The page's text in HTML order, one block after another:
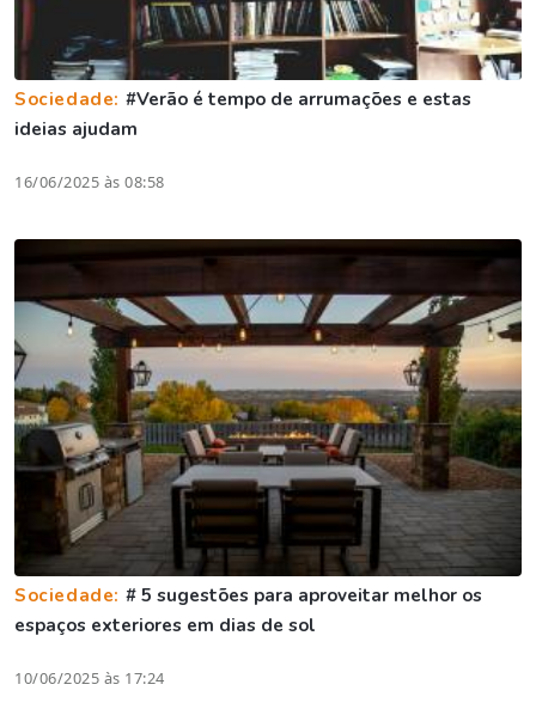
Sociedade: #Verão é tempo de arrumações e estas
ideias ajudam
16/06/2025 às 08:58
Sociedade: # 5 sugestões para aproveitar melhor os
espaços exteriores em dias de sol
10/06/2025 às 17:24